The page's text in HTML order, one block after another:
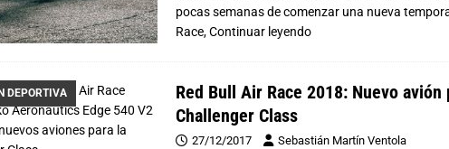
pocas semanas de comenzar una nueva
Race,Continuar leyendo
DEPORTIVA
Red Bull Air Race 2018: Nuevo avión
Challenger Class
27/12/2017 Sebastián Martín Ventola